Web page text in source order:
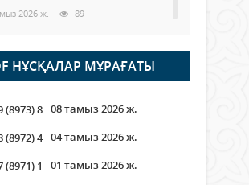
2026 ж. 89
Қызылорда облысы
департаменті 20
астам көрерменнің
қамтамасыз етті
2026 ж.
АРҚЫЛЫ ҚАЛАЙ
НҰСҚАЛАР МҰРАҒАТЫ
8 08 тамыз 2026 ж.
4 04 тамыз 2026 ж.
1
01 тамыз 2026 ж.